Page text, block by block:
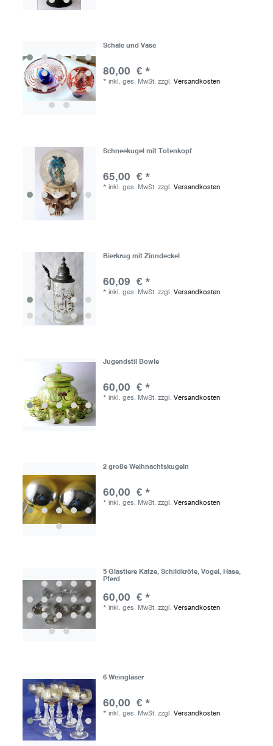
Schale und Vase
80,00 € *
* inkl. ges. MwSt. zzgl. Versandkosten
Schneekugel mit Totenkopf
65,00 € *
* inkl. ges. MwSt. zzgl. Versandkosten
Bierkrug mit Zinndeckel
60,09 € *
* inkl. ges. MwSt. zzgl. Versandkosten
Jugendstil Bowle
60,00 € *
* inkl. ges. MwSt. zzgl. Versandkosten
2 große Weihnachtskugeln
60,00 € *
* inkl. ges. MwSt. zzgl. Versandkosten
5 Glastiere Katze, Schildkröte, Vogel, Hase,
Pferd
60,00 € *
* inkl. ges. MwSt. zzgl. Versandkosten
6 Weingläser
60,00 € *
* inkl. ges. MwSt. zzgl. Versandkosten